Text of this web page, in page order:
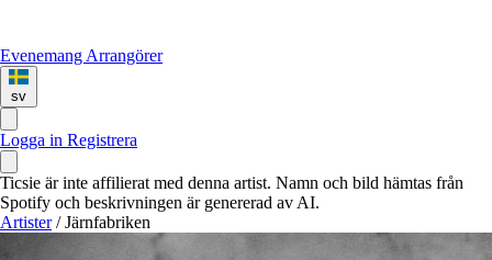
Evenemang Arrangörer
sv
Logga in Registrera
Ticsie är inte affilierat med denna artist. Namn och bild hämtas från
Spotify och beskrivningen är genererad av AI.
Artister / Järnfabriken